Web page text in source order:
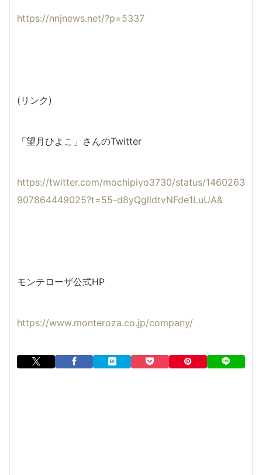
https://nnjnews.net/?p=5337
(リンク)
「望月ひよこ」さんのTwitter
https://twitter.com/mochipiyo3730/status/1460263
907864449025?t=55-d8yQglldtvNFde1LuUA&
モンテローザ公式HP
https://www.monteroza.co.jp/company/